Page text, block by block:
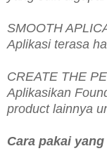
SMOOTH
Aplikasi terasa
CREATE THE
Aplikasikan
product lainnya
Cara pakai